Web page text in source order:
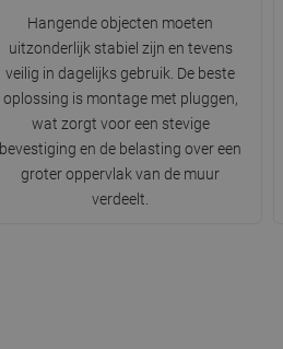
Hangende objecten moeten
uitzonderlijk stabiel zijn en tevens
veilig in dagelijks gebruik. De beste
oplossing is montage met pluggen,
wat zorgt voor een stevige
bevestiging en de belasting over een
groter oppervlak van de muur
verdeelt.